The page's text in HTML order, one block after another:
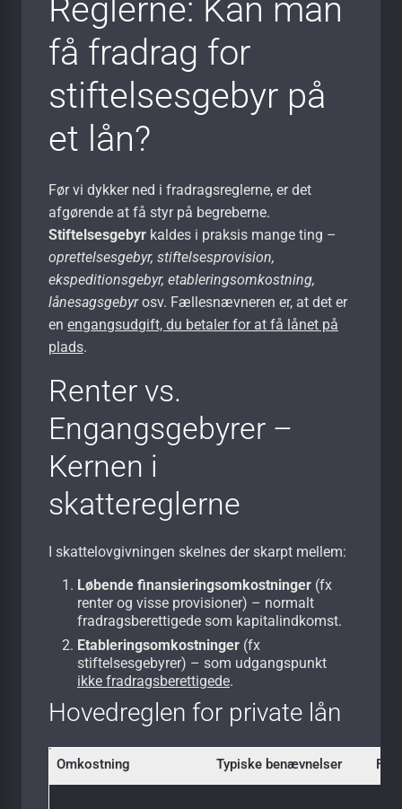
Reglerne: Kan man
få fradrag for
stiftelsesgebyr på
et lån?
Før vi dykker ned i fradragsreglerne, er det
afgørende at få styr på begreberne.
Stiftelsesgebyr kaldes i praksis mange ting –
oprettelsesgebyr, stiftelsesprovision,
ekspeditionsgebyr, etableringsomkostning,
lånesagsgebyrosv. Fællesnævneren er, at det er
en engangsudgift, du betaler for at få lånet på
plads.
Renter vs.
Engangsgebyrer –
Kernen i
skattereglerne
I skattelovgivningen skelnes der skarpt mellem:
Løbende finansieringsomkostninger (fx
renter og visse provisioner) – normalt
fradragsberettigede som kapitalindkomst.
Etableringsomkostninger (fx
stiftelsesgebyrer) – som udgangspunkt
ikke fradragsberettigede.
Hovedreglen for private lån
Omkostning Typiske benævnelser